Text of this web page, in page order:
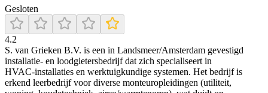
Gesloten
4.2
S. van Grieken B.V. is een in Landsmeer/Amsterdam gevestigd
installatie‑ en loodgietersbedrijf dat zich specialiseert in
HVAC‑installaties en werktuigkundige systemen. Het bedrijf is
erkend leerbedrijf voor diverse monteuropleidingen (utiliteit,